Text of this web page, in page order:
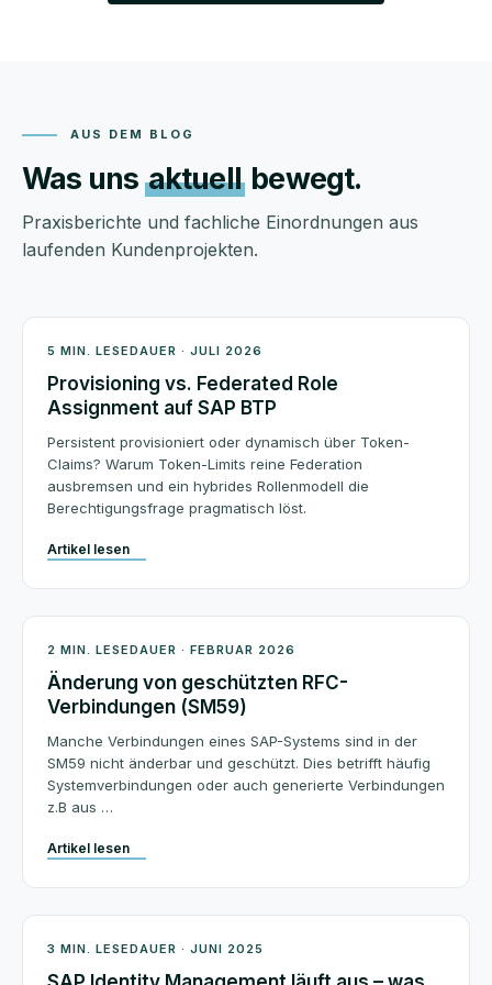
AUS DEM BLOG
Was uns aktuell bewegt.
Praxisberichte und fachliche Einordnungen aus
laufenden Kundenprojekten.
Architektur
5 MIN. LESEDAUER · JULI 2026
Provisioning vs. Federated Role
Assignment auf SAP BTP
Persistent provisioniert oder dynamisch über Token-
Claims? Warum Token-Limits reine Federation
ausbremsen und ein hybrides Rollenmodell die
Berechtigungsfrage pragmatisch löst.
Artikel lesen
Beratung
2 MIN. LESEDAUER · FEBRUAR 2026
Änderung von geschützten RFC-
Verbindungen (SM59)
Manche Verbindungen eines SAP-Systems sind in der
SM59 nicht änderbar und geschützt. Dies betrifft häufig
Systemverbindungen oder auch generierte Verbindungen
z.B aus …
Artikel lesen
BTP Security
3 MIN. LESEDAUER · JUNI 2025